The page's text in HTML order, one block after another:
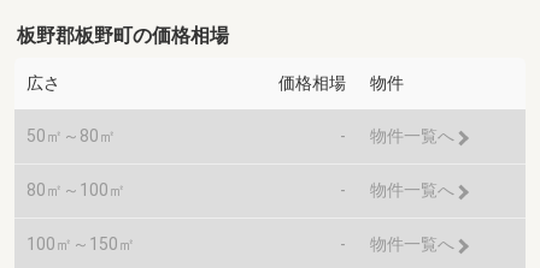
板野郡板野町の価格相場
広さ 価格相場 物件
50㎡～80㎡ - 物件一覧へ
80㎡～100㎡ - 物件一覧へ
100㎡～150㎡ - 物件一覧へ